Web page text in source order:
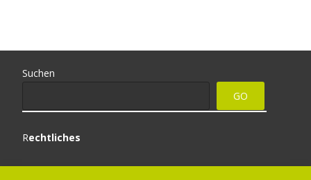
Suchen
GO
Rechtliches